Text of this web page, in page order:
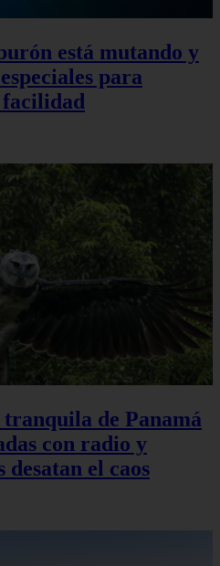
está mutando y
para
de Panamá
con radio y
desatan el caos